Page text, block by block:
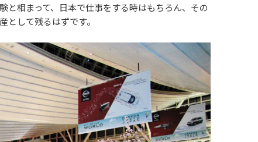
と相まって、日本で仕事をする時はもちろん、その
として残るはずです。